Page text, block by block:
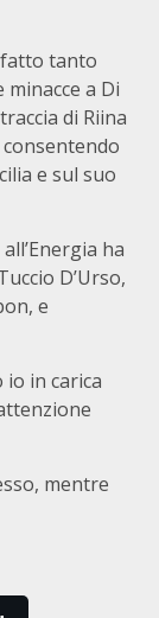
fatto tanto
a Di
di Riina
e sul suo
ha
D’Urso,
e
in carica
mentre